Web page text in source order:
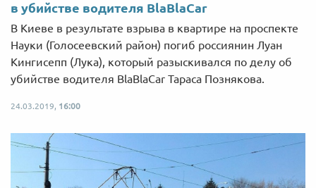
в убийстве водителя BlaBlаCar
В Киеве в результате взрыва в квартире на проспекте
Науки (Голосеевский район) погиб россиянин Луан
Кингисепп (Лука), который разыскивался по делу об
убийстве водителя BlaBlaCar Тараса Познякова.
24.03.2019, 16:00